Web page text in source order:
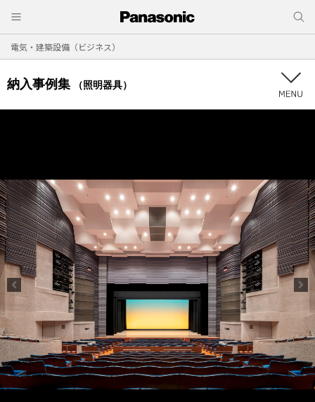
電気・建築設備（ビジネス）
納入事例集 （照明器具）